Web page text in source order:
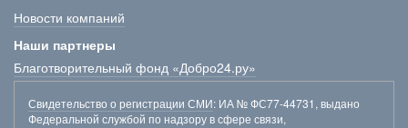
Новости компаний
Наши партнеры
Благотворительный фонд «Добро24.ру»
Свидетельство о регистрации СМИ: ИА № ФС77-44731, выдано
Федеральной службой по надзору в сфере связи,